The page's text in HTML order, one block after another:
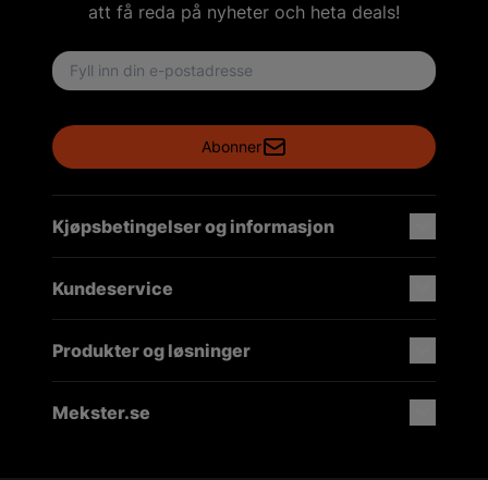
att få reda på nyheter och heta deals!
Email address
Abonner
Kjøpsbetingelser og informasjon
Kundeservice
Produkter og løsninger
Mekster.se